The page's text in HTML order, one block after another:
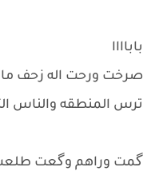
باباااا
صرخت ورحت اله زحف
ترس المنطقه والناس
گمت وراهم وگعت طلعت